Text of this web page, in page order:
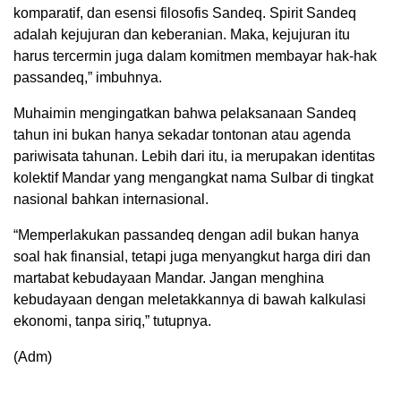
komparatif, dan esensi filosofis Sandeq. Spirit Sandeq
adalah kejujuran dan keberanian. Maka, kejujuran itu
harus tercermin juga dalam komitmen membayar hak-hak
passandeq,” imbuhnya.
Muhaimin mengingatkan bahwa pelaksanaan Sandeq
tahun ini bukan hanya sekadar tontonan atau agenda
pariwisata tahunan. Lebih dari itu, ia merupakan identitas
kolektif Mandar yang mengangkat nama Sulbar di tingkat
nasional bahkan internasional.
“Memperlakukan passandeq dengan adil bukan hanya
soal hak finansial, tetapi juga menyangkut harga diri dan
martabat kebudayaan Mandar. Jangan menghina
kebudayaan dengan meletakkannya di bawah kalkulasi
ekonomi, tanpa siriq,” tutupnya.
(Adm)